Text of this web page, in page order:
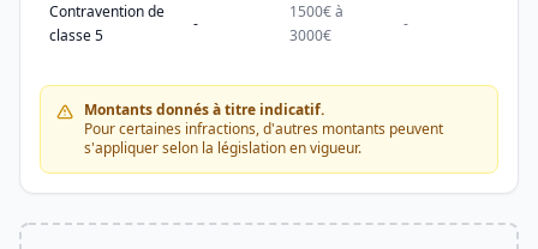
Contravention de
classe 5
-
1500€ à
3000€
-
Montants donnés à titre indicatif.
Pour certaines infractions, d'autres montants peuvent
s'appliquer selon la législation en vigueur.